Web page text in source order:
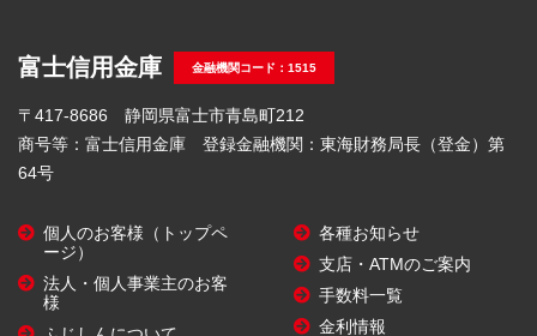
富士信用金庫 金融機関コード：1515
〒417-8686 静岡県富士市青島町212
商号等：富士信用金庫 登録金融機関：東海財務局長（登金）第
64号
個人のお客様（トップペ
ージ）
法人・個人事業主のお客
様
各種お知らせ
支店・ATMのご案内
手数料一覧
金利情報